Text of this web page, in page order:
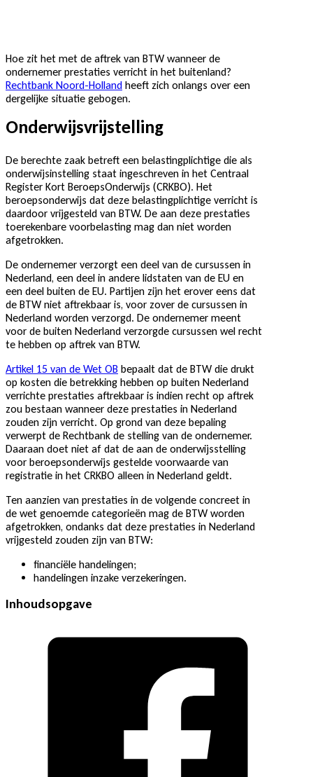
Hoe zit het met de aftrek van BTW wanneer de
ondernemer prestaties verricht in het buitenland?
Rechtbank Noord-Holland heeft zich onlangs over een
dergelijke situatie gebogen.
Onderwijsvrijstelling
De berechte zaak betreft een belastingplichtige die als
onderwijsinstelling staat ingeschreven in het Centraal
Register Kort BeroepsOnderwijs (CRKBO). Het
beroepsonderwijs dat deze belastingplichtige verricht is
daardoor vrijgesteld van BTW. De aan deze prestaties
toerekenbare voorbelasting mag dan niet worden
afgetrokken.
De ondernemer verzorgt een deel van de cursussen in
Nederland, een deel in andere lidstaten van de EU en
een deel buiten de EU. Partijen zijn het erover eens dat
de BTW niet aftrekbaar is, voor zover de cursussen in
Nederland worden verzorgd. De ondernemer meent
voor de buiten Nederland verzorgde cursussen wel recht
te hebben op aftrek van BTW.
Artikel 15 van de Wet OB bepaalt dat de BTW die drukt
op kosten die betrekking hebben op buiten Nederland
verrichte prestaties aftrekbaar is indien recht op aftrek
zou bestaan wanneer deze prestaties in Nederland
zouden zijn verricht. Op grond van deze bepaling
verwerpt de Rechtbank de stelling van de ondernemer.
Daaraan doet niet af dat de aan de onderwijsstelling
voor beroepsonderwijs gestelde voorwaarde van
registratie in het CRKBO alleen in Nederland geldt.
Ten aanzien van prestaties in de volgende concreet in
de wet genoemde categorieën mag de BTW worden
afgetrokken, ondanks dat deze prestaties in Nederland
vrijgesteld zouden zijn van BTW:
financiële handelingen;
handelingen inzake verzekeringen.
Inhoudsopgave